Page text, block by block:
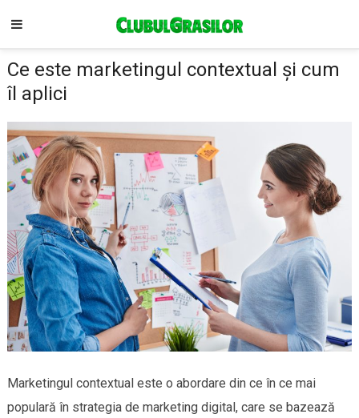
Ce este marketingul contextual și cum
îl aplici
Marketingul contextual este o abordare din ce în ce mai
populară în strategia de marketing digital, care se bazează